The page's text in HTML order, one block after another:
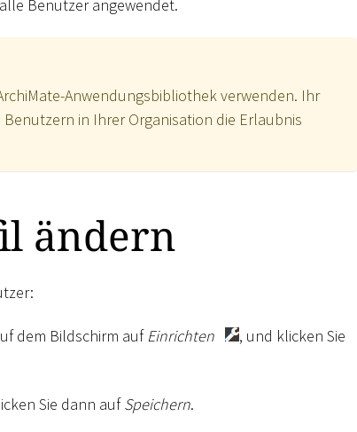
Benutzer angewendet.
Anwendungsbibliothek verwenden. Ihr
in Ihrer Organisation die Erlaubnis
ändern
dem Bildschirm aufEinrichten
, und klicken Sie
Sie dann aufSpeichern.